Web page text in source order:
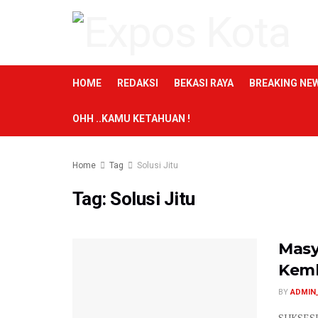
HOME REDAKSI BEKASI RAYA BREAKING
OHH ..KAMU KETAHUAN !
Home Tag Solusi Jitu
Tag: Solusi Jitu
BY